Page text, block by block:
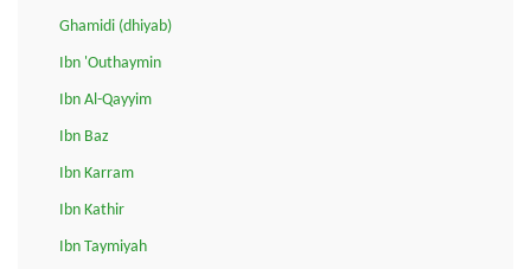
Ghamidi (dhiyab)
Ibn 'Outhaymin
Ibn Al-Qayyim
Ibn Baz
Ibn Karram
Ibn Kathir
Ibn Taymiyah